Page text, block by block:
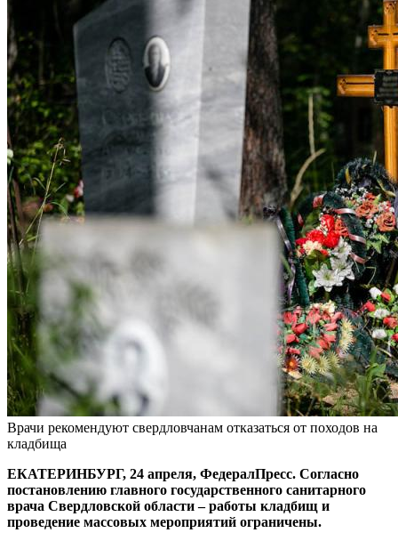
Врачи рекомендуют свердловчанам отказаться от походов на
кладбища
ЕКАТЕРИНБУРГ, 24 апреля, ФедералПресс. Согласно
постановлению главного государственного санитарного
врача Свердловской области – работы кладбищ и
проведение массовых мероприятий ограничены.